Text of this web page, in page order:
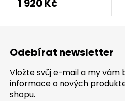
1 920 Kč
Odebírat newsletter
Vložte svůj e-mail a my vám
informace o nových
shopu.